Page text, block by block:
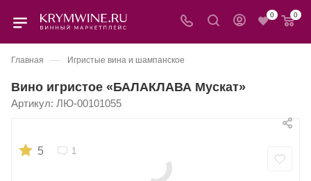
0 0
Главная — Игристые вина и шампанское
Вино игристое «БАЛАКЛАВА Мускат»
Артикул: ЛЮ-00101055
5 1